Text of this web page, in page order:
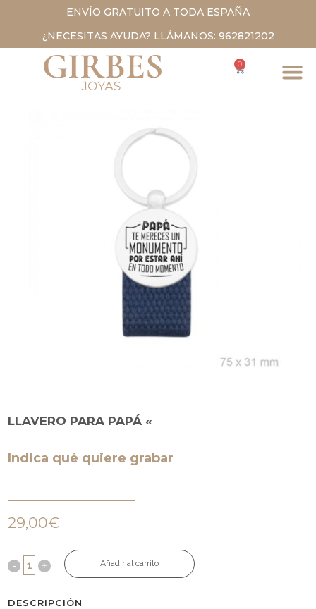
ENVÍO GRATUITO A TODA ESPAÑA
¿NECESITAS AYUDA? LLÁMANOS: 962821202
0
LLAVERO PARA PAPÁ «
Indica qué quiere grabar
29,00€
Añadir al carrito
DESCRIPCIÓN